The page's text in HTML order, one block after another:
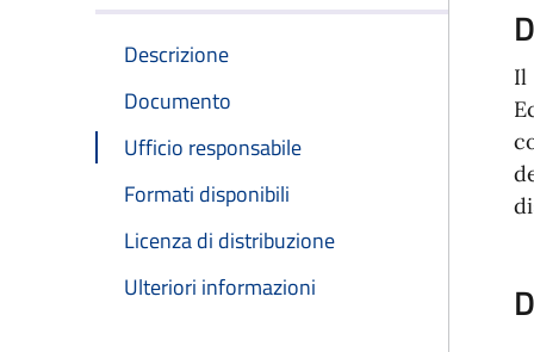
Descrizione
Documento
Ufficio responsabile
Formati disponibili
Licenza di distribuzione
Ulteriori informazioni
Il